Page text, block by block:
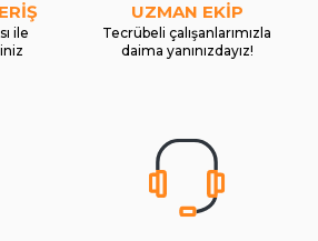
ile
UZMAN EKİP
Tecrübeli çalışanlarımızla
daima yanınızdayız!